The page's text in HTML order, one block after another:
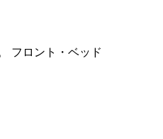
フロント・ベッド